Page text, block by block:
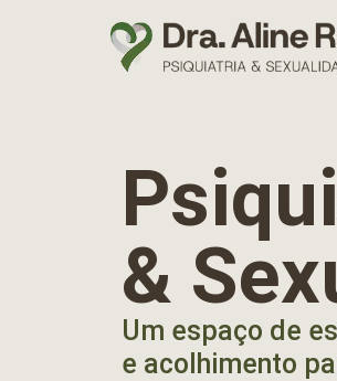
&
Um espaço de
e acolhimento